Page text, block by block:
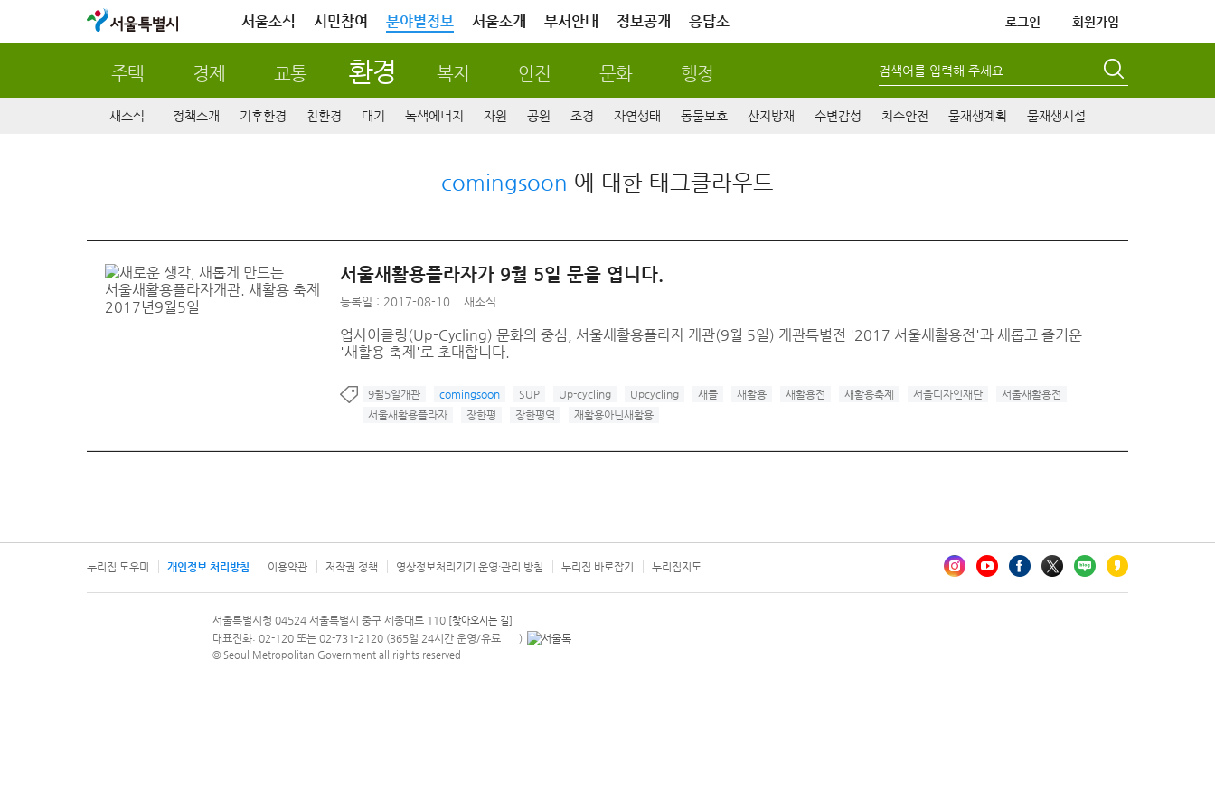
서울특별시 서울소식 시민참여 분야별정보 서울소개 부서안내 정보공개 응답소 로그인 회원가입
주택 경제 교통 환경 복지 안전 문화 행정 검색어를 입력해 주세요
새소식 정책소개 기후환경 친환경 대기 녹색에너지 자원 공원 조경 자연생태 동물보호 산지방재 수변감성 치수안전 물재생계획 물재생시설
comingsoon 에 대한 태그클라우드
서울새활용플라자가 9월 5일 문을 엽니다.
등록일 : 2017-08-10 새소식
업사이클링(Up-Cycling) 문화의 중심, 서울새활용플라자 개관(9월 5일) 개관특별전 '2017 서울새활용전'과 새롭고 즐거운
'새활용 축제'로 초대합니다.
9월5일개관 comingsoon SUP Up-cycling Upcycling 새플 새활용 새활용전 새활용축제 서울디자인재단
서울새활용전
서울새활용플라자
장한평 장한평역 재활용아닌새활용
누리집 도우미 개인정보 처리방침 이용약관 저작권 정책 영상정보처리기기 운영·관리 방침 누리집 바로잡기 누리집지도
문의 전화번호 120, 120 다산콜재단
서울특별시청 04524 서울특별시 중구 세종대로 110 [찾아오시는 길]
대표전화: 02-120 또는 02-731-2120 (365일 24시간 운영/유료 안내팝업 열기
)
© Seoul Metropolitan Government all rights reserved